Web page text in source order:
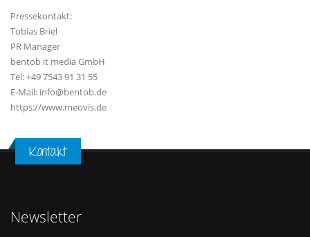
Pressekontakt:
Tobias Briel
PR Manager
bentob it media GmbH
Tel: +49 7543 91 31 55
E-Mail: info@bentob.de
https://www.meovis.de
Kontakt
Newsletter